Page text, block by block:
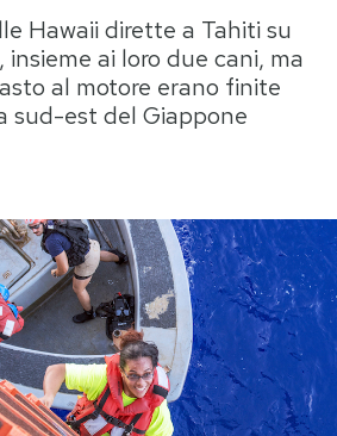
Media
Europa
Altrecose
Hawaii dirette a Tahiti su
insieme ai loro due cani, ma
al motore erano finite
sud-est del Giappone